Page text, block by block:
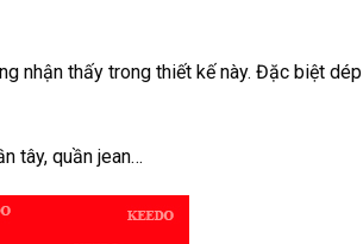
nhận thấy trong thiết kế này. Đặc biệt dép
tây, quần jean…